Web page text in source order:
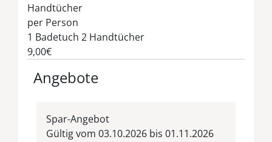
Handtücher
per Person
1 Badetuch 2 Handtücher
9,00€
Angebote
Spar-Angebot
Gültig vom 03.10.2026 bis 01.11.2026